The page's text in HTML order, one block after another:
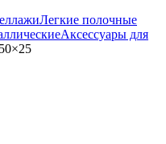
Легкие полочные
Аксессуары для